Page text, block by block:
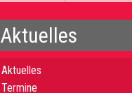
Aktuelles
Aktuelles
Termine